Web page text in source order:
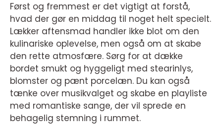
Først og fremmest er det vigtigt at forstå,
hvad der gør en middag til noget helt specielt.
Lækker aftensmad handler ikke blot om den
kulinariske oplevelse, men også om at skabe
den rette atmosfære. Sørg for at dække
bordet smukt og hyggeligt med stearinlys,
blomster og pænt porcelæn. Du kan også
tænke over musikvalget og skabe en playliste
med romantiske sange, der vil sprede en
behagelig stemning i rummet.